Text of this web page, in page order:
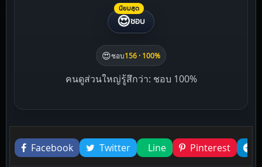
นิยมสุด
😍ชอบ
😍ชอบ156 · 100%
คนดูส่วนใหญ่รู้สึกว่า: ชอบ 100%
Liked this
Facebook
Twitter Line Pinterest